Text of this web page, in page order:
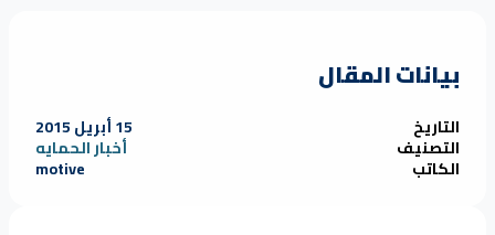
بيانات المقال
التاريخ 15 أبريل 2015
التصنيف أخبار الحمايه
الكاتب motive